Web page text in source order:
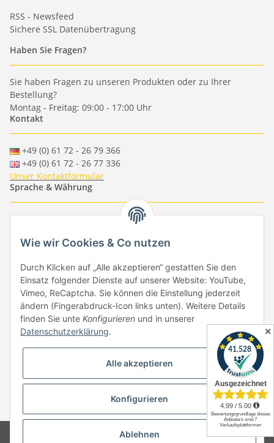
RSS - Newsfeed
Sichere SSL Datenübertragung
Haben Sie Fragen?
Sie haben Fragen zu unseren Produkten oder zu Ihrer
Bestellung?
Montag - Freitag: 09:00 - 17:00 Uhr
Kontakt
+49 (0) 61 72 - 26 79 366
+49 (0) 61 72 - 26 77 336
Unser Kontaktformular
Sprache & Währung
- - -
-
EUR-GBP-USD-CHF
Händlerbund
Vertrag widerrufen
* Alle Preise inkl. gesetzlicher USt., zzgl.Versand
© Copyright by Paper-Media - (2006-2026)
Design & Motivpapier -
✕
Wie wir Cookies & Co nutzen
Durch Klicken auf „Alle akzeptieren“ gestatten Sie den
Einsatz folgender Dienste auf unserer Website: YouTube,
Vimeo, ReCaptcha. Sie können die Einstellung jederzeit
ändern (Fingerabdruck-Icon links unten). Weitere Details
finden Sie unte Konfigurieren und in unserer
Datenschutzerklärung.
Alle akzeptieren
Konfigurieren
Ablehnen